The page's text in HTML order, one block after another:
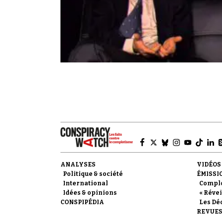
ANALYSES
Politique & société
International
Idées & opinions
CONSPIPÉDIA
VIDÉOS
«
Les